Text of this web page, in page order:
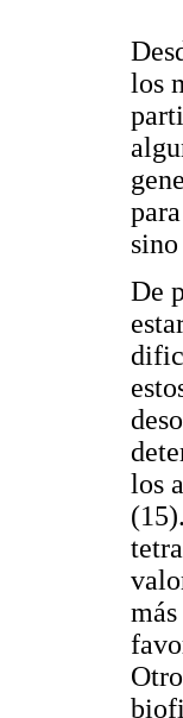
los
De
los